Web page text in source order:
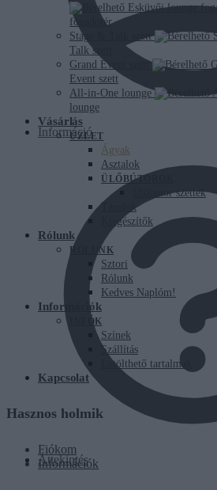
Információ
Áttekintés
fogadótér
Stage & Talk szett
Talk szett
Grand Event szett
Event szett
All-in-One lounge
lounge
Vásárlás
ÜZLET
Ágyak
Asztalok
ÜLŐBÚTOROK
Ülőbútor szettek
Tárolók
Kiegészítők
Rólunk
RÓLUNK
Sztori
Rólunk
Kedves Naplóm!
Információk
INFÓK
Színek
Szállítás
Letölthető tartalmak
Kapcsolat
Hasznos holmik
Fiókom
Információk